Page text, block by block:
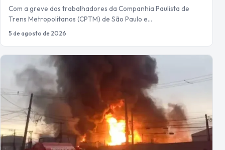
Com a greve dos trabalhadores da Companhia Paulista de
Trens Metropolitanos (CPTM) de São Paulo e…
5 de agosto de 2026